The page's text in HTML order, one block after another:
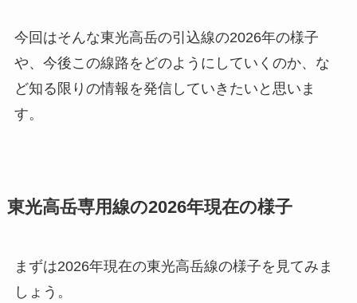
今回はそんな東光高岳の引込線の2026年の様子
や、今後この線路をどのようにしていくのか、な
ど知る限りの情報を発信していきたいと思いま
す。
東光高岳専用線の2026年現在の様子
まずは2026年現在の東光高岳線の様子を見てみま
しょう。